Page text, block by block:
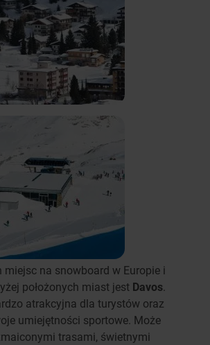
miejsc na snowboard w Europie i
położonych miast jest Davos.
atrakcyjna dla turystów oraz
umiejętności sportowe. Może
trasami, świetnymi